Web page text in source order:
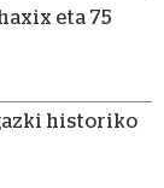
eta 75
historiko